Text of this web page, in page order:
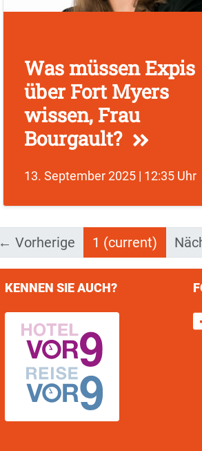
Was müssen Expis
über Fort Myers
wissen, Frau
Bourgault?
13. September 2025 | 12:35 Uhr
← Vorherige 1 (current)
KENNEN SIE AUCH?